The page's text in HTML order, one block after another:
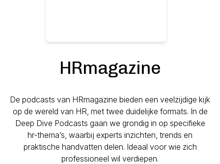
HRmagazine
De podcasts van HRmagazine bieden een veelzijdige kijk
op de wereld van HR, met twee duidelijke formats. In de
Deep Dive Podcasts gaan we grondig in op specifieke
hr-thema’s, waarbij experts inzichten, trends en
praktische handvatten delen. Ideaal voor wie zich
professioneel wil verdiepen.